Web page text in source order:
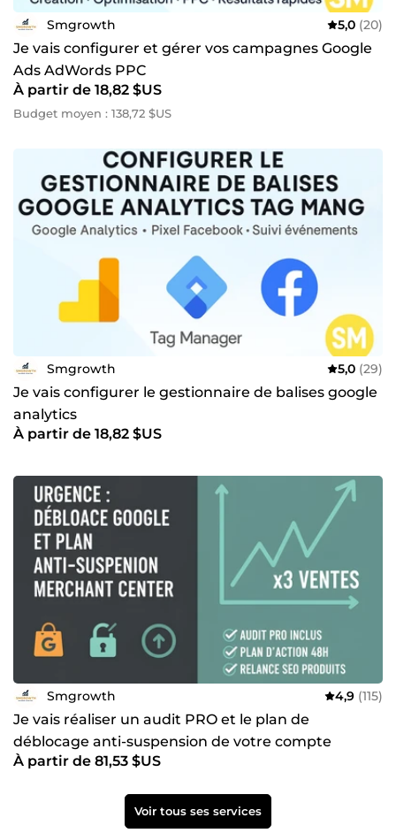
Smgrowth 5,0 (20)
Je vais configurer et gérer vos campagnes Google
Ads AdWords PPC
À partir de 18,82 $US
Budget moyen : 138,72 $US
Smgrowth 5,0 (29)
Je vais configurer le gestionnaire de balises google
analytics
À partir de 18,82 $US
Smgrowth 4,9 (115)
Je vais réaliser un audit PRO et le plan de
déblocage anti-suspension de votre compte
Merchant Center
À partir de 81,53 $US
Voir tous ses services